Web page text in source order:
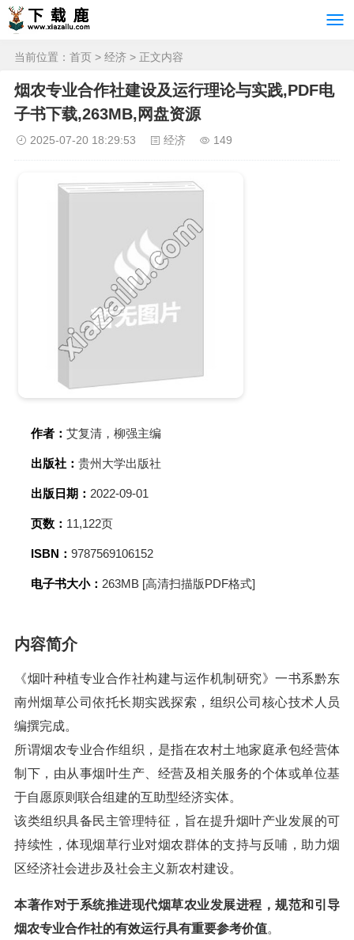
当前位置： 首页 > 经济 > 正文内容
烟农专业合作社建设及运行理论与实践,PDF电
子书下载,263MB,网盘资源
2025-07-20 18:29:53 经济 149
作者： 艾复清，柳强主编
出版社： 贵州大学出版社
出版日期： 2022-09-01
页数： 11,122页
ISBN： 9787569106152
电子书大小： 263MB [高清扫描版PDF格式]
内容简介
《烟叶种植专业合作社构建与运作机制研究》一书系黔东
南州烟草公司依托长期实践探索，组织公司核心技术人员
编撰完成。
所谓烟农专业合作组织，是指在农村土地家庭承包经营体
制下，由从事烟叶生产、经营及相关服务的个体或单位基
于自愿原则联合组建的互助型经济实体。
该类组织具备民主管理特征，旨在提升烟叶产业发展的可
持续性，体现烟草行业对烟农群体的支持与反哺，助力烟
区经济社会进步及社会主义新农村建设。
本著作对于系统推进现代烟草农业发展进程，规范和引导
烟农专业合作社的有效运行具有重要参考价值。